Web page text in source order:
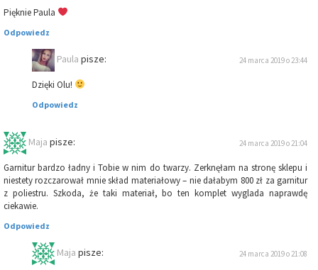
Pięknie Paula
Odpowiedz
Paula pisze: 24 marca 2019 o 23:44
Dzięki Olu!
Odpowiedz
Maja pisze: 24 marca 2019 o 21:04
Garnitur bardzo ładny i Tobie w nim do twarzy. Zerknęłam na stronę sklepu i
niestety rozczarował mnie skład materiałowy – nie dałabym 800 zł za garnitur
z poliestru. Szkoda, że taki materiał, bo ten komplet wyglada naprawdę
ciekawie.
Odpowiedz
Maja pisze: 24 marca 2019 o 21:08